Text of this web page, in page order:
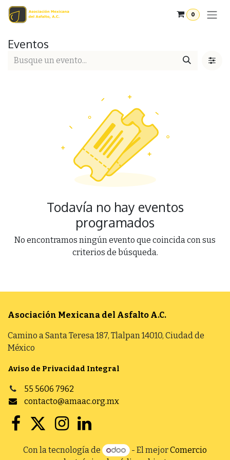
Ir al contenido
0
Eventos
Todavía no hay eventos
programados
No encontramos ningún evento que coincida con sus
criterios de búsqueda.
Asociación Mexicana del Asfalto A.C.
Camino a Santa Teresa 187, Tlalpan 14010, Ciudad de
México
Aviso de Privacidad Integral
55 5606 7962
contacto@amaac.org.mx
Con la tecnología de - El mejorComercio